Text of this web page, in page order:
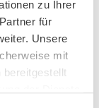
zu Ihrer
für
Unsere
mit
bereitgestellt